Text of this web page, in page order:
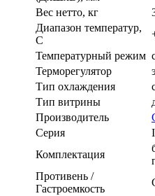
Вес нетто, кг
Диапазон температур,
C
Температурный режим
Терморегулятор
Тип охлаждения
Тип витрины
Производитель
Серия
Комплектация
Противень /
Гастроемкость